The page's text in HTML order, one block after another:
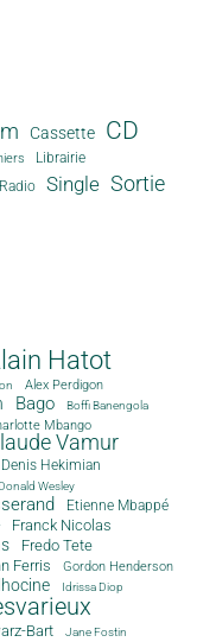
Cassette CD
Librairie
Radio Single Sortie
Hatot
Alex Perdigon
Bago Boffi Banengola
Mbango
Vamur
Denis Hekimian
Wesley
Etienne Mbappé
Franck Nicolas
Fredo Tete
Ferris Gordon Henderson
Idrissa Diop
Bart Jane Fostin